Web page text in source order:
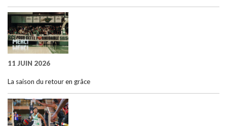
11 JUIN 2026
La saison du retour en grâce